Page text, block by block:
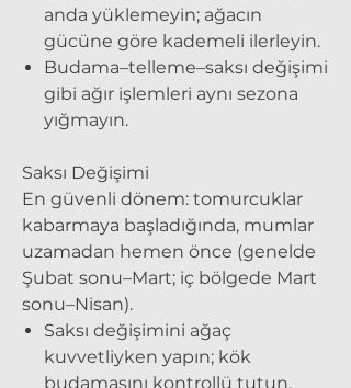
anda yüklemeyin; ağacın
gücüne göre kademeli ilerleyin.
Budama–telleme–saksı değişimi
gibi ağır işlemleri aynı sezona
yığmayın.
Saksı Değişimi
En güvenli dönem: tomurcuklar
kabarmaya başladığında, mumlar
uzamadan hemen önce (genelde
Şubat sonu–Mart; iç bölgede Mart
sonu–Nisan).
Saksı değişimini ağaç
kuvvetliyken yapın; kök
budamasını kontrollü tutun.